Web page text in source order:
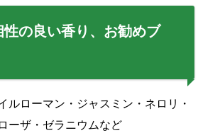
性の良い香り、お勧めブ
ルローマン・ジャスミン・ネロリ・
ーザ・ゼラニウムなど